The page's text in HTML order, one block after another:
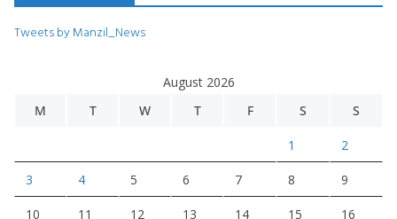
Tweets by Manzil_News
August 2026
M
T W T F S S
1 2
3 4 5 6 7 8 9
10 11 12 13 14 15 16